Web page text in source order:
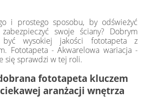
i prostego sposobu, by odświeżyć
swoje ściany? Dobrym
być wysokiej jakości fototapeta z
Fototapeta - Akwarelowa wariacja -
się sprawdzi w tej roli.
fototapeta kluczem
aranżacji wnętrza